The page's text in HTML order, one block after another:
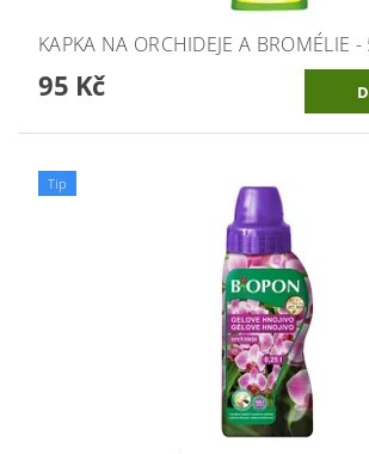
KAPKA NA ORCHIDEJE A BROMÉLIE
95 Kč
Tip